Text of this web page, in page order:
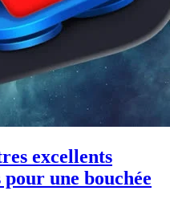
excellents
une bouchée